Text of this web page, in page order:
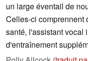
un large éventail de
Celles-ci comprennent
santé, l'assistant vocal
d'entraînement